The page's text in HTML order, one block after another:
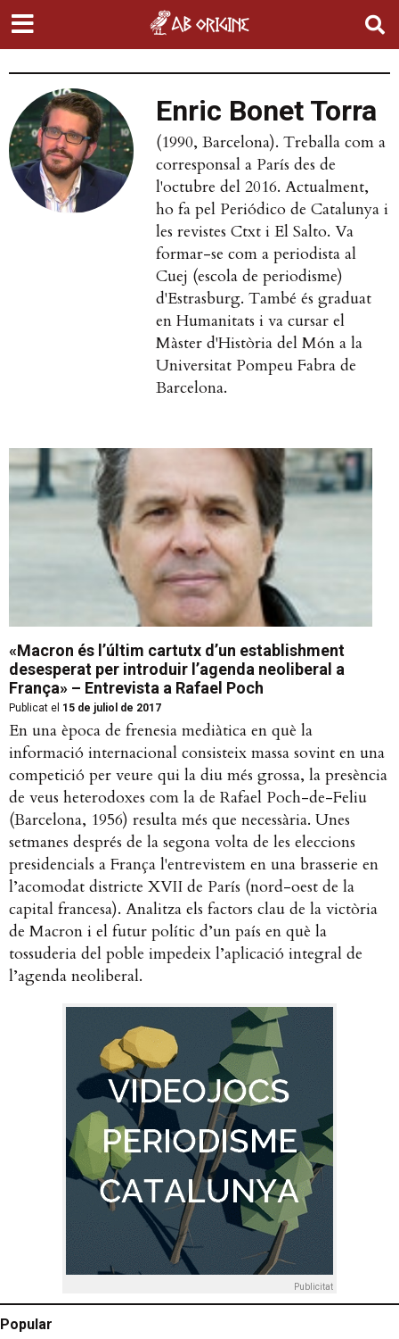
Enric Bonet Torra
(1990, Barcelona). Treballa com a
corresponsal a París des de
l'octubre del 2016. Actualment,
ho fa pel Periódico de Catalunya i
les revistes Ctxt i El Salto. Va
formar-se com a periodista al
Cuej (escola de periodisme)
d'Estrasburg. També és graduat
en Humanitats i va cursar el
Màster d'Història del Món a la
Universitat Pompeu Fabra de
Barcelona.
«Macron és l’últim cartutx d’un establishment
desesperat per introduir l’agenda neoliberal a
França» – Entrevista a Rafael Poch
Publicat el 15 de juliol de 2017
En una època de frenesia mediàtica en què la
informació internacional consisteix massa sovint en una
competició per veure qui la diu més grossa, la presència
de veus heterodoxes com la de Rafael Poch-de-Feliu
(Barcelona, 1956) resulta més que necessària. Unes
setmanes després de la segona volta de les eleccions
presidencials a França l'entrevistem en una brasserie en
l’acomodat districte XVII de París (nord-oest de la
capital francesa). Analitza els factors clau de la victòria
de Macron i el futur polític d’un país en què la
tossuderia del poble impedeix l’aplicació integral de
l’agenda neoliberal.
Publicitat
Popular